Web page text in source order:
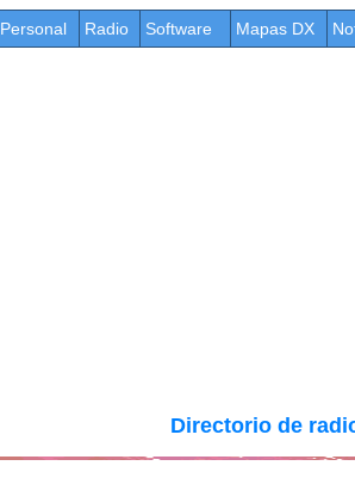
Personal Radio Software Mapas DX
Directorio de